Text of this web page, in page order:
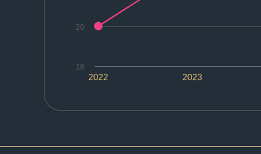
2022 2023
18
20